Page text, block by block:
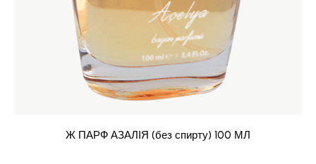
Ж ПАРФ АЗАЛІЯ (без спирту) 100 МЛ